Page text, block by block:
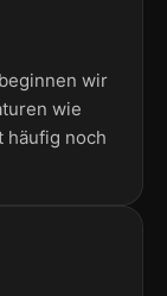
wir
wie
häufig noch